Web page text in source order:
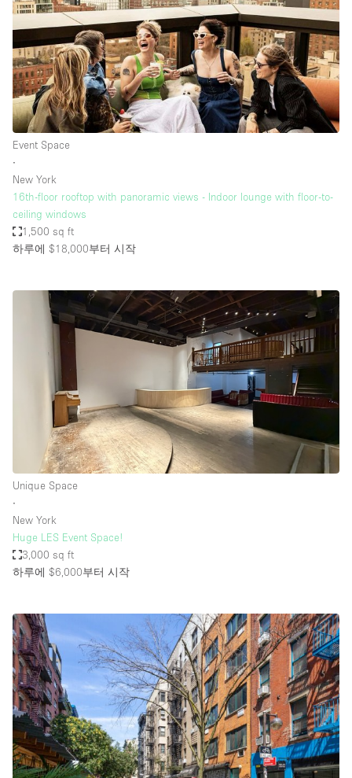
Event Space
∙
New York
16th-floor rooftop with panoramic views - Indoor lounge with floor-to-
ceiling windows
1,500 sq ft
하루에 $18,000부터 시작
Unique Space
∙
New York
Huge LES Event Space!
3,000 sq ft
하루에 $6,000부터 시작